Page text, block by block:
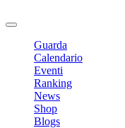
Guarda
Calendario
Eventi
Ranking
News
Shop
Blogs